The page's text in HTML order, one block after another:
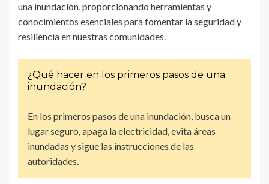
una inundación, proporcionando herramientas y
conocimientos esenciales para fomentar la seguridad y
resiliencia en nuestras comunidades.
¿Qué hacer en los primeros pasos de una
inundación?
En los primeros pasos de una inundación, busca un
lugar seguro, apaga la electricidad, evita áreas
inundadas y sigue las instrucciones de las
autoridades.